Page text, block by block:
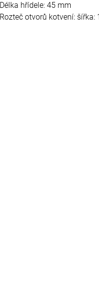
Délka hřídele: 45 mm
Rozteč otvorů kotvení: